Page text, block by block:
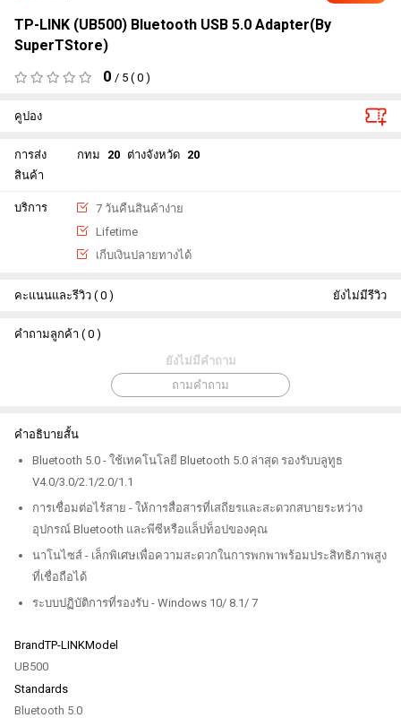
TP-LINK (UB500) Bluetooth USB 5.0 Adapter(By
SuperTStore)
0 / 5 ( 0 )
คูปอง
การส่ง
สินค้า
กทม 20 ต่างจังหวัด 20
บริการ
7 วันคืนสินค้าง่าย
Lifetime
เกีบเงินปลายทางได้
คะแนนและรีวิว ( 0 ) ยังไม่มีรีวิว
คำถามลูกค้า ( 0 )
ยังไม่มีคำถาม
ถามคำถาม
คำอธิบายสั้น
Bluetooth 5.0‎‎ - ใช้เทคโนโลยี Bluetooth 5.0 ล่าสุด รองรับบลูทูธ
V4.0/3.0/2.1/2.0/1.1‎‎ ‎‎ ‎‎ ‎‎ ‎
‎การเชื่อมต่อไร้สาย - ให้การสื่อสารที่เสถียรและสะดวกสบายระหว่าง
อุปกรณ์ Bluetooth และพีซีหรือแล็ปท็อปของคุณ‎
‎นาโนไซส์ - เล็กพิเศษเพื่อความสะดวกในการพกพาพร้อมประสิทธิภาพสูง
ที่เชื่อถือได้‎
‎ระบบปฏิบัติการที่รองรับ - Windows 10/ 8.1/ 7‎‎ ‎‎
BrandTP-LINKModel
UB500
Standards
Bluetooth 5.0